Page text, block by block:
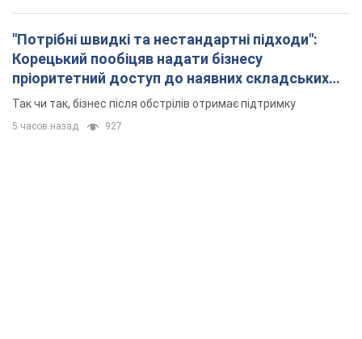
"Потрібні швидкі та нестандартні підходи":
Корецький пообіцяв надати бізнесу
пріоритетний доступ до наявних складських
приміщень
Так чи так, бізнес після обстрілів отримає підтримку
5 часов назад 927